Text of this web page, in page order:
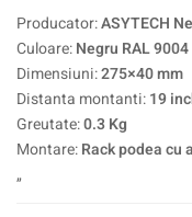
Producator:ASYTECH
Culoare:Negru RAL 9004
Dimensiuni:275×40 mm
Distanta montanti:19
Greutate:0.3 Kg
Montare:Rack podea cu
„